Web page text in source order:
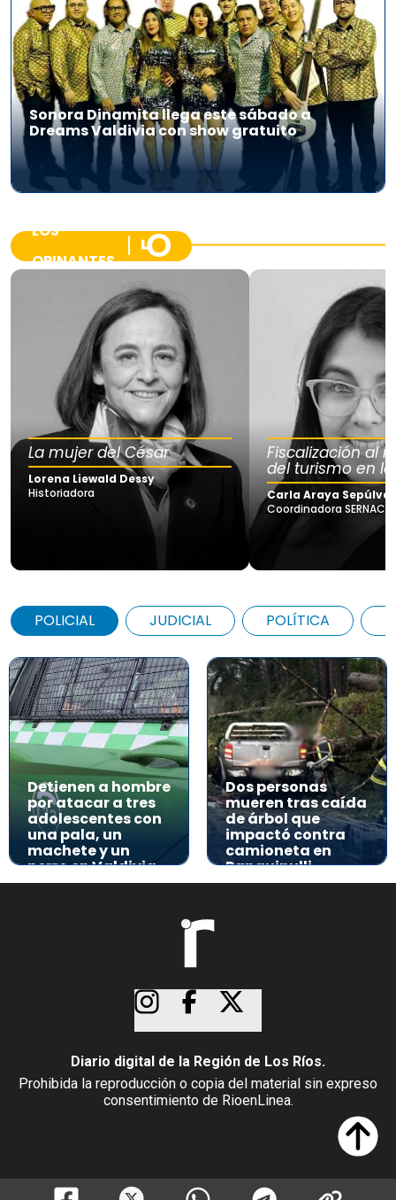
Sonora Dinamita llega este sábado a
Dreams Valdivia con show gratuito
LOS
OPINANTES
La mujer del César
Lorena Liewald Dessy
Historiadora
Fiscalización al
del turismo en
Carla Araya
Coordinadora SERNAC
POLICIAL JUDICIAL POLÍTICA
Detienen a hombre
por atacar a tres
adolescentes con
una pala, un
machete y un
perro en Valdivia
Dos personas
mueren tras caída
de árbol que
impactó contra
camioneta en
Panguipulli
Diario digital de la Región de Los Ríos.
Prohibida la reproducción o copia del material sin expreso
consentimiento de RioenLinea.